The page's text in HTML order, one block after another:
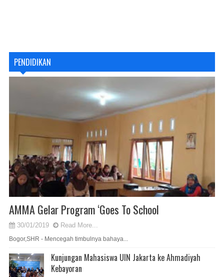
PENDIDIKAN
AMMA Gelar Program ‘Goes To School
30/01/2019 Read More...
Bogor,SHR - Mencegah timbulnya bahaya...
Kunjungan Mahasiswa UIN Jakarta ke Ahmadiyah
Kebayoran